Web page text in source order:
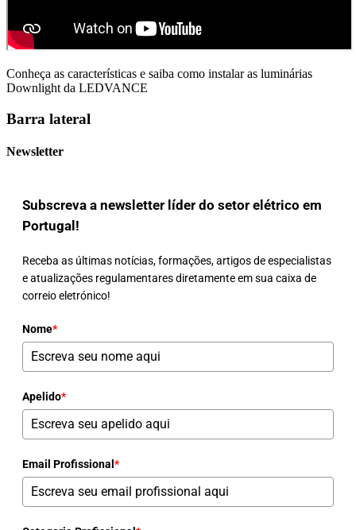
Conheça as características e saiba como instalar as luminárias
Downlight da LEDVANCE
Barra lateral
Newsletter
Subscreva a newsletter líder do setor elétrico em
Portugal!
Receba as últimas notícias, formações, artigos de especialistas
e atualizações regulamentares diretamente em sua caixa de
correio eletrónico!
Nome*
Apelido*
Email Profissional *